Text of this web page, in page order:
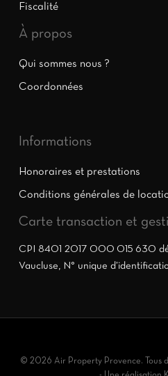
Fiscalité
À propos
Qui sommes nous ?
Coordonnées
Informations
Honoraires et prestations
Conditions générales de
Carte transaction et
CPI 8401 2017 000 015 630
Vaucluse, N° unique
© 2026 Air Property Provence. Tous